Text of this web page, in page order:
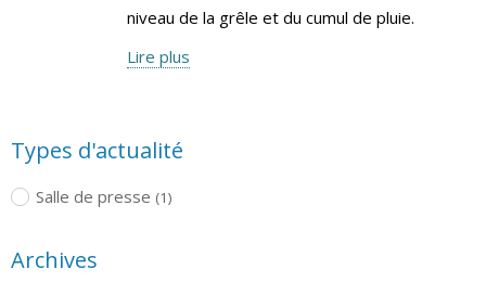
niveau de la grêle et du cumul de pluie.
Lire plus
Types d'actualité
Salle de presse (1)
Archives